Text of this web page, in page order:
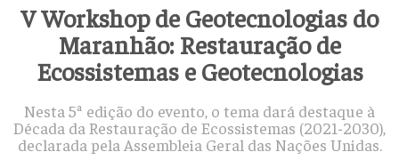
V Workshop de Geotecnologias do
Maranhão: Restauração de
Ecossistemas e Geotecnologias
Nesta 5ª edição do evento, o tema dará destaque à
Década da Restauração de Ecossistemas (2021-2030),
declarada pela Assembleia Geral das Nações Unidas.